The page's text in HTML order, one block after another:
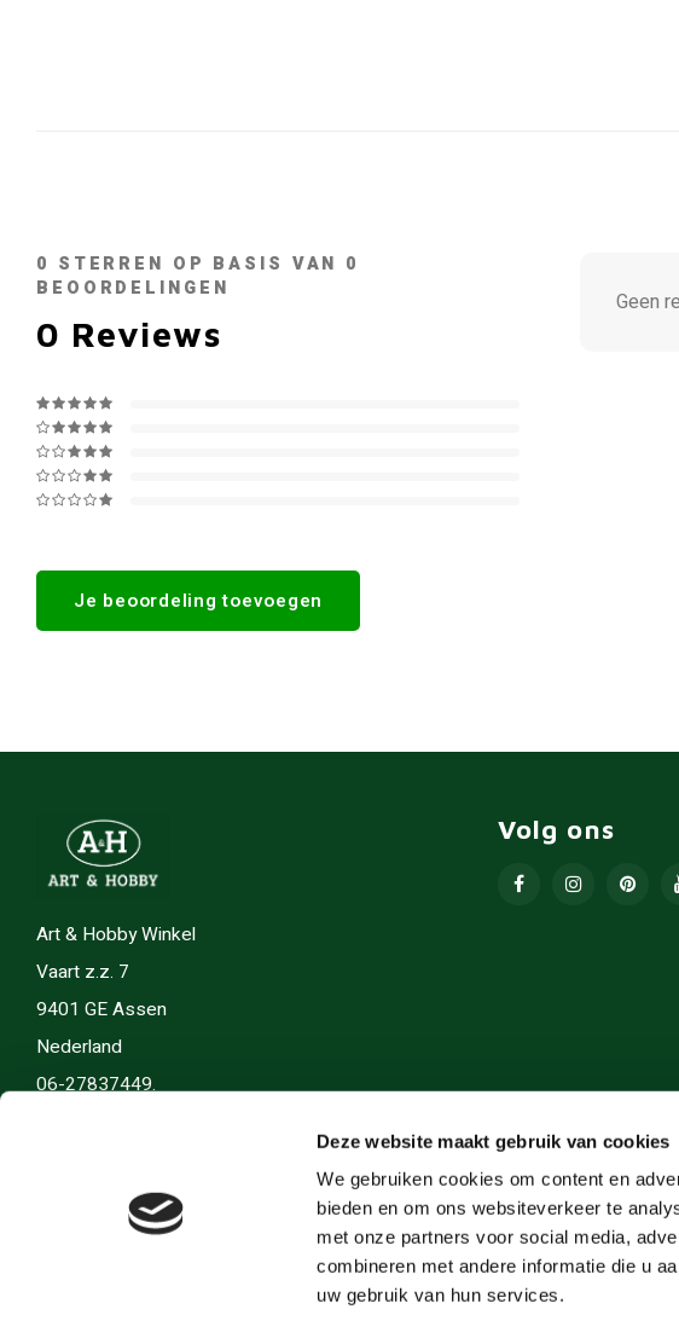
Deze website maakt gebruik van cookies
We gebruiken cookies om content en
bieden en om ons websiteverkeer te
met onze partners voor social media,
combineren met andere informatie die u
uw gebruik van hun services.
0 STERREN OP BASIS VAN 0
BEOORDELINGEN
0 Reviews
Je beoordeling toevoegen
Geen
Art & Hobby Winkel
Vaart z.z. 7
9401 GE Assen
Nederland
06-27837449.
Volg ons